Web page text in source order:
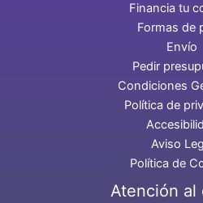
Financia tu
Formas de
Envío
Pedir
Condiciones
Política de
Aviso
Política de
Atención al